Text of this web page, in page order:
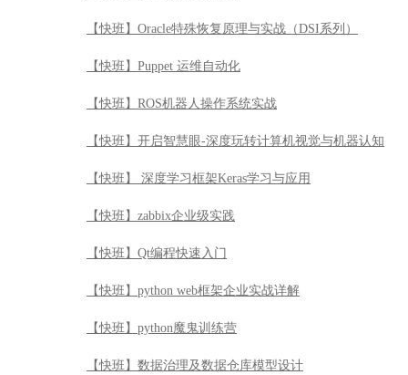
【快班】Oracle特殊恢复原理与实战（DSI系列）
【快班】Puppet 运维自动化
【快班】ROS机器人操作系统实战
【快班】开启智慧眼-深度玩转计算机视觉与机器认知
【快班】 深度学习框架Keras学习与应用
【快班】zabbix企业级实践
【快班】Qt编程快速入门
【快班】python web框架企业实战详解
【快班】python魔鬼训练营
【快班】数据治理及数据仓库模型设计